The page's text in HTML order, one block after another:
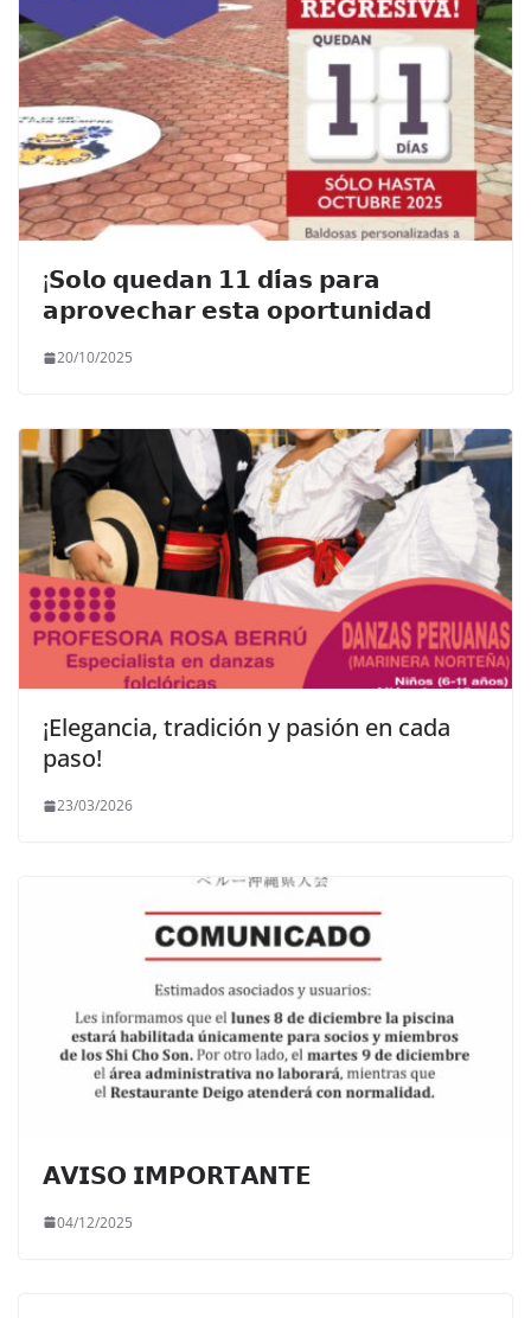
¡𝗦𝗼𝗹𝗼 𝗾𝘂𝗲𝗱𝗮𝗻 𝟭𝟭 𝗱𝗶́𝗮𝘀 𝗽𝗮𝗿𝗮
𝗮𝗽𝗿𝗼𝘃𝗲𝗰𝗵𝗮𝗿 𝗲𝘀𝘁𝗮 𝗼𝗽𝗼𝗿𝘁𝘂𝗻𝗶𝗱𝗮𝗱
20/10/2025
¡Elegancia, tradición y pasión en cada
paso!
23/03/2026
𝗔𝗩𝗜𝗦𝗢 𝗜𝗠𝗣𝗢𝗥𝗧𝗔𝗡𝗧𝗘
04/12/2025